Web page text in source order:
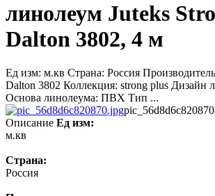
линолеум Juteks
Dalton 3802, 4 м
Ед изм: м.кв Страна: Россия
Dalton 3802 Коллекция: strong plus Дизайн
Основа линолеума: ПВХ Тип ...
Описание Ед изм:
м.кв
Страна:
Россия